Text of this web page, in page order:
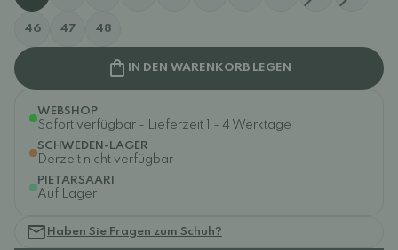
46 47 48
IN DEN WARENKORB LEGEN
WEBSHOP
Sofort verfügbar - Lieferzeit 1 - 4 Werktage
SCHWEDEN-LAGER
Derzeit nicht verfügbar
PIETARSAARI
Auf Lager
Haben Sie Fragen zum Schuh?